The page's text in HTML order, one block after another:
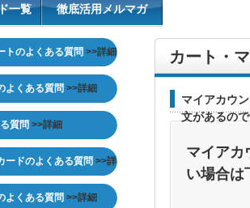
一覧 徹底活用メルマガ
トのよくある質問 >>詳細
よくある質問 >>詳細
質問 >>詳細
ードのよくある質問 >>詳
よくある質問 >>詳細
カート・
マイアカウ
文があるの
マイアカ
い場合は